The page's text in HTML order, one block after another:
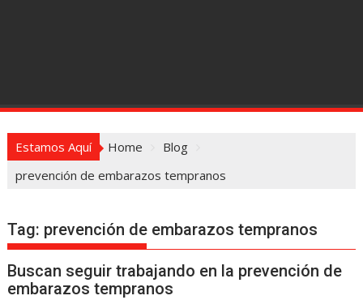
Estamos Aquí Home
Blog
prevención de embarazos tempranos
Tag: prevención de embarazos tempranos
Buscan seguir trabajando en la prevención de
embarazos tempranos